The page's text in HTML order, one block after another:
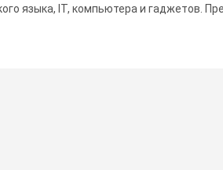
языка, IT, компьютера и гаджетов.